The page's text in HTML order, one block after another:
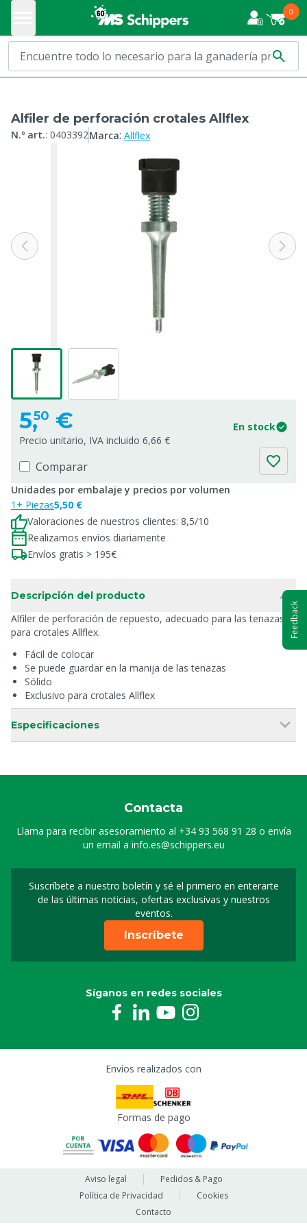
0
Alfiler de perforación crotales Allflex
N.º art.: 0403392Marca: Allflex
5,50 €
En stock
Precio unitario, IVA incluido 6,66 €
Comparar
Unidades por embalaje y precios por volumen
1+ Piezas5,50 €
Valoraciones de nuestros clientes: 8,5/10
Realizamos envíos diariamente
Envíos gratis > 195€
Descripción del producto
Alfiler de perforación de repuesto, adecuado para las tenazas
para crotales Allflex.
Fácil de colocar
Se puede guardar en la manija de las tenazas
Sólido
Exclusivo para crotales Allflex
Especificaciones
Contacta
Llama para recibir asesoramiento al +34 93 568 91 28 o envía
un email a info.es@schippers.eu
Suscríbete a nuestro boletín y sé el primero en enterarte
de las últimas noticias, ofertas exclusivas y nuestros
eventos.
Suscripción a nuestro
Inscríbete
Síganos en redes sociales
Envíos realizados con
Formas de pago
Aviso legal
Pedidos & Pago
Política de Privacidad
Cookies
Contacto
Feedback